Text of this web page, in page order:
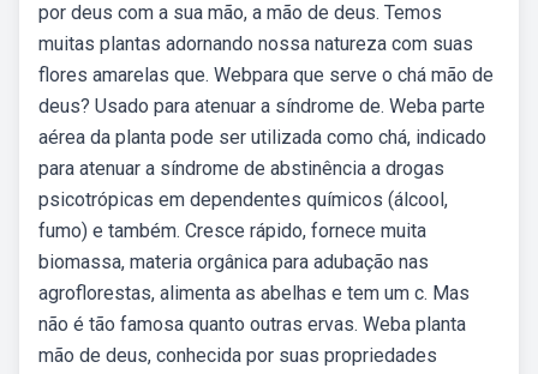
por deus com a sua mão, a mão de deus. Temos
muitas plantas adornando nossa natureza com suas
flores amarelas que. Webpara que serve o chá mão de
deus? Usado para atenuar a síndrome de. Weba parte
aérea da planta pode ser utilizada como chá, indicado
para atenuar a síndrome de abstinência a drogas
psicotrópicas em dependentes químicos (álcool,
fumo) e também. Cresce rápido, fornece muita
biomassa, materia orgânica para adubação nas
agroflorestas, alimenta as abelhas e tem um c. Mas
não é tão famosa quanto outras ervas. Weba planta
mão de deus, conhecida por suas propriedades